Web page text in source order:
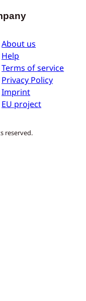
About us
Help
Terms of service
Privacy Policy
Imprint
EU project
reserved.